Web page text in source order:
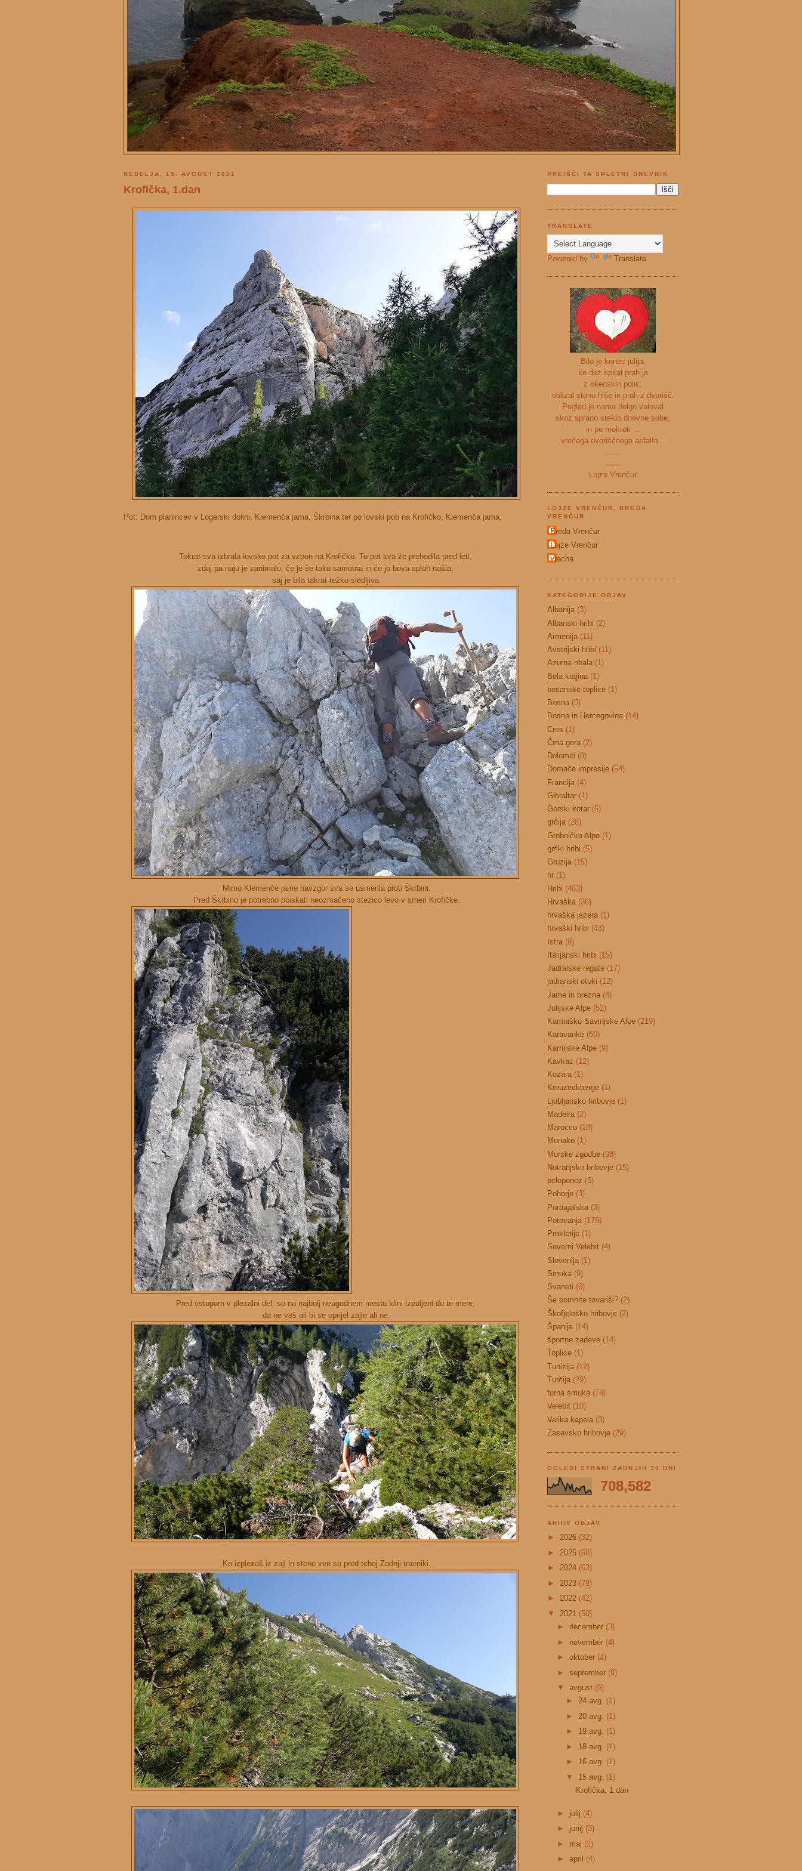
NEDELJA, 15. AVGUST 2021
Krofička, 1.dan
Pot: Dom planincev v Logarski dolini, Klemenča jama, Škrbina ter po lovski poti na Krofičko, Klemenča jama,
Tokrat sva izbrala lovsko pot za vzpon na Krofičko. To pot sva že prehodila pred leti,
zdaj pa naju je zanimalo, če je še tako samotna in če jo bova sploh našla,
saj je bila takrat težko sledljiva.
Mimo Klemenče jame navzgor sva se usmerila proti Škrbini.
Pred Škrbino je potrebno poiskati neozmačeno stezico levo v smeri Krofičke.
Pred vstopom v plezalni del, so na najbolj neugodnem mestu klini izpuljeni do te mere,
da ne veš ali bi se oprijel zajle ali ne.
Ko izplezaš iz zajl in stene ven so pred teboj Zadnji travniki.
PREIŠČI TA SPLETNI DNEVNIK
TRANSLATE
Powered by Translate
Bilo je konec julija,
ko dež spiral prah je
z okenskih polic,
oblizal steno hiše in prah z dvorišč.
Pogled je nama dolgo valoval
skoz sprano steklo dnevne sobe,
in po mokroti ...
vročega dvoriščnega asfalta...
......
......
Lojze Vrenčur
LOJZE VRENČUR, BREDA
VRENČUR
Breda Vrenčur
Lojze Vrenčur
vrecha
KATEGORIJE OBJAV
Albanija (3)
Albanski hribi (2)
Armenija (11)
Avstrijski hribi (11)
Azurna obala (1)
Bela krajina (1)
bosanske toplice (1)
Bosna (5)
Bosna in Hercegovina (14)
Cres (1)
Črna gora (2)
Dolomiti (8)
Domače impresije (54)
Francija (4)
Gibraltar (1)
Gorski kotar (5)
grčija (28)
Grobničke Alpe (1)
grški hribi (5)
Gruzija (15)
hr (1)
Hribi (463)
Hrvaška (36)
hrvaška jezera (1)
hrvaški hribi (43)
Istra (8)
Italijanski hribi (15)
Jadralske regate (17)
jadranski otoki (12)
Jame in brezna (4)
Julijske Alpe (52)
Kamniško Savinjske Alpe (219)
Karavanke (60)
Karnijske Alpe (9)
Kavkaz (12)
Kozara (1)
Kreuzeckberge (1)
Ljubljansko hribovje (1)
Madeira (2)
Marocco (18)
Monako (1)
Morske zgodbe (98)
Notranjsko hribovje (15)
peloponez (5)
Pohorje (3)
Portugalska (3)
Potovanja (178)
Prokletije (1)
Severni Velebit (4)
Slovenija (1)
Smuka (9)
Svaneti (6)
Še pomnite tovariši? (2)
Škofjeloško hribovje (2)
Španija (14)
športne zadeve (14)
Toplice (1)
Tunizija (12)
Turčija (29)
turna smuka (74)
Velebit (10)
Velika kapela (3)
Zasavsko hribovje (29)
OGLEDI STRANI ZADNJIH 30 DNI
708,582
ARHIV OBJAV
► 2026 (32)
► 2025 (68)
► 2024 (63)
► 2023 (79)
► 2022 (42)
▼ 2021 (50)
► december (3)
► november (4)
► oktober (4)
► september (9)
▼ avgust (6)
►24 avg. (1)
► 20 avg. (1)
► 19 avg. (1)
► 18 avg. (1)
► 16 avg. (1)
▼ 15 avg. (1)
Krofička, 1.dan
► julij (4)
► junij (3)
► maj (2)
► april (4)